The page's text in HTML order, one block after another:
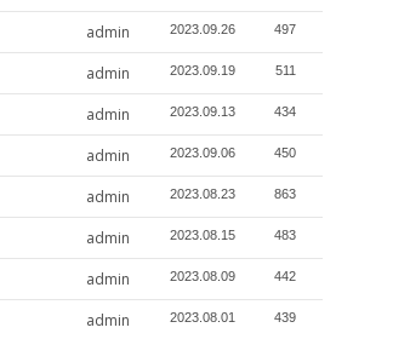
admin 2023.09.26 497
admin 2023.09.19 511
admin 2023.09.13 434
admin 2023.09.06 450
admin 2023.08.23 863
admin 2023.08.15 483
admin 2023.08.09 442
admin 2023.08.01 439